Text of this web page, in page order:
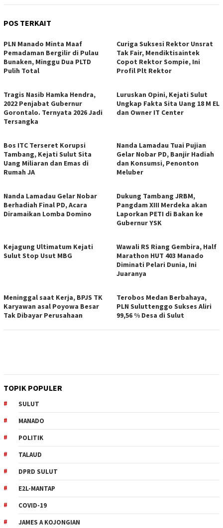
POS TERKAIT
PLN Manado Minta Maaf
Pemadaman Bergilir di Pulau
Bunaken, Minggu Dua PLTD
Pulih Total
Curiga Suksesi Rektor Unsrat
Tak Fair, Mendiktisaintek
Copot Rektor Sompie, Ini
Profil Plt Rektor
Tragis Nasib Hamka Hendra,
2022 Penjabat Gubernur
Gorontalo. Ternyata 2026 Jadi
Tersangka
Luruskan Opini, Kejati Sulut
Ungkap Fakta Sita Uang 18 M EL
dan Owner IT Center
Bos ITC Terseret Korupsi
Tambang, Kejati Sulut Sita
Uang Miliaran dan Emas di
Rumah JA
Nanda Lamadau Tuai Pujian
Gelar Nobar PD, Banjir Hadiah
dan Konsumsi, Penonton
Meluber
Nanda Lamadau Gelar Nobar
Berhadiah Final PD, Acara
Diramaikan Lomba Domino
Dukung Tambang JRBM,
Pangdam XIII Merdeka akan
Laporkan PETI di Bakan ke
Gubernur YSK
Kejagung Ultimatum Kejati
Sulut Stop Usut MBG
Wawali RS Riang Gembira, Half
Marathon HUT 403 Manado
Diminati Pelari Dunia, Ini
Juaranya
Meninggal saat Kerja, BPJS TK
Karyawan asal Poyowa Besar
Tak Dibayar Perusahaan
Terobos Medan Berbahaya,
PLN Suluttenggo Sukses Aliri
99,56 % Desa di Sulut
TOPIK POPULER
SULUT
MANADO
POLITIK
TALAUD
DPRD SULUT
E2L-MANTAP
COVID-19
JAMES A KOJONGIAN